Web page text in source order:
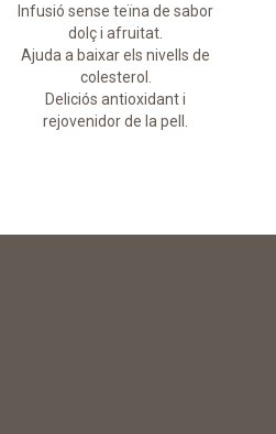
Infusió sense teïna de sabor
dolç i afruitat.
Ajuda a baixar els nivells de
colesterol.
Deliciós antioxidant i
rejovenidor de la pell.